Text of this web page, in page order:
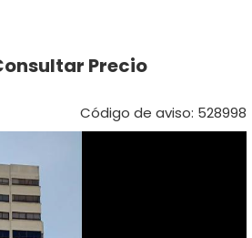
Precio
Código de aviso: 528998